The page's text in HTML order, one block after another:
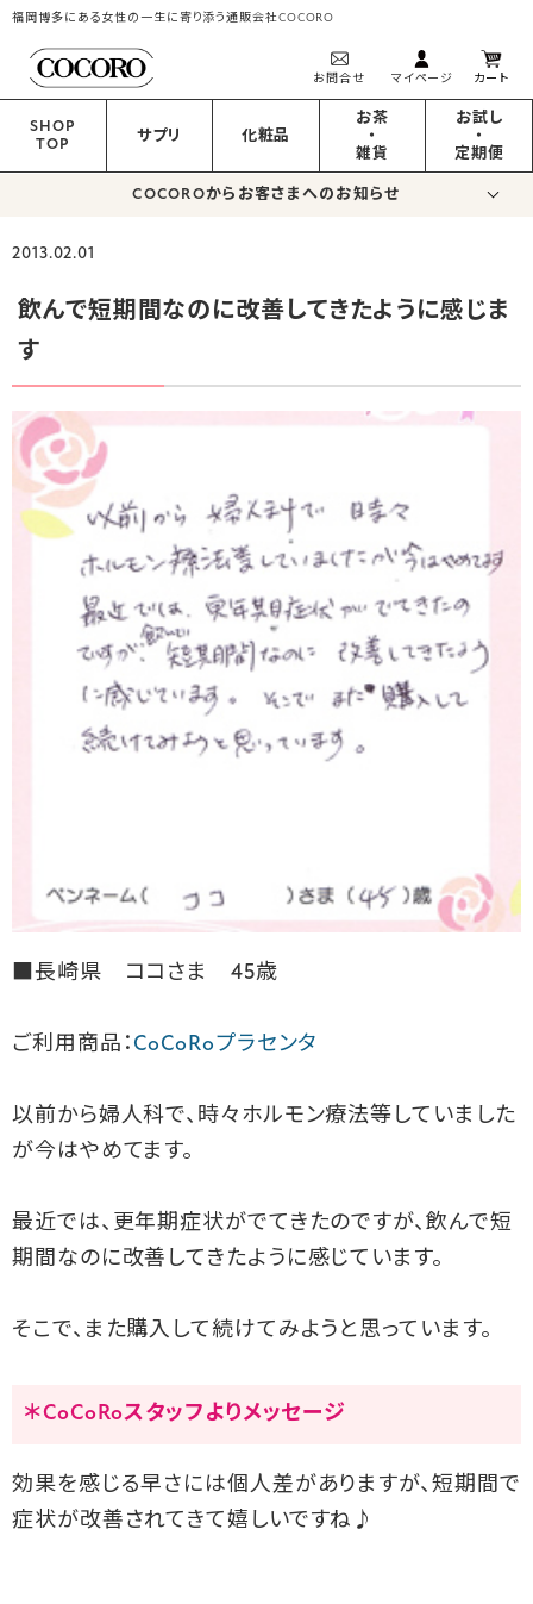
福岡博多にある女性の一生に寄り添う通販会社COCORO
お問合せ マイページ カート
SHOP
TOP
サプリ 化粧品
お茶
・
雑貨
お試し
・
定期便
COCOROからお客さまへのお知らせ
2013.02.01
飲んで短期間なのに改善してきたように感じま
す
■長崎県 ココさま 45歳
ご利用商品： CoCoRoプラセンタ
以前から婦人科で、時々ホルモン療法等していました
が今はやめてます。
最近では、更年期症状がでてきたのですが、飲んで短
期間なのに改善してきたように感じています。
そこで、また購入して続けてみようと思っています。
＊CoCoRoスタッフよりメッセージ
効果を感じる早さには個人差がありますが、 短期間で
症状が改善されてきて嬉しいですね♪